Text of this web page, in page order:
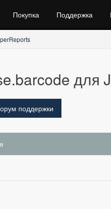
Покупка Поддержка
для
поддержки